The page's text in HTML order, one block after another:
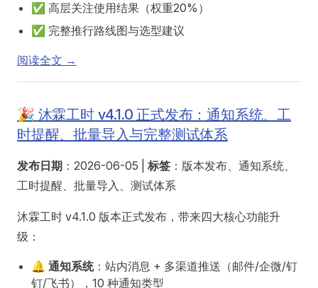
✅ 高层关注使用结果（权重20%）
✅ 完整推行路线图与选型建议
阅读全文 →
🎉 沐霖工时 v4.1.0 正式发布：通知系统、工
时提醒、批量导入与完整测试体系
发布日期 ：2026-06-05 | 标签 ：版本发布、通知系统、
工时提醒、批量导入、测试体系
沐霖工时 v4.1.0 版本正式发布，带来四大核心功能升
级：
🔔 通知系统：站内消息 + 多渠道推送（邮件/企微/钉
钉/飞书），10 种通知类型